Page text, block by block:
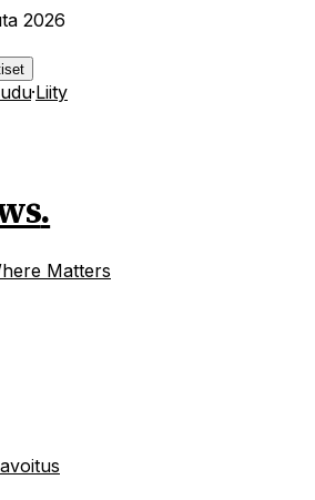
2026
·Liity
.
Matters